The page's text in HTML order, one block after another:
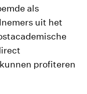
als
uit het
profiteren